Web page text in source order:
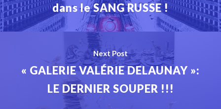
dans le SANG RUSSE !
Next Post
« GALERIE VALÉRIE DELAUNAY »:
LE DERNIER SOUPER !!!